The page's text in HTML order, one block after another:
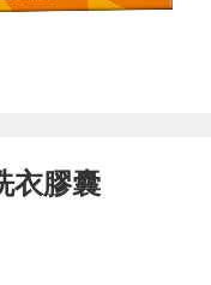
衣膠囊